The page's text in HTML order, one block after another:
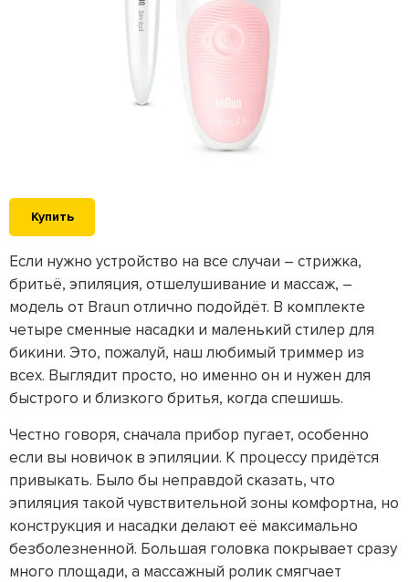
Купить
Если нужно устройство на все случаи – стрижка,
бритьё, эпиляция, отшелушивание и массаж, –
модель от Braun отлично подойдёт. В комплекте
четыре сменные насадки и маленький стилер для
бикини. Это, пожалуй, наш любимый триммер из
всех. Выглядит просто, но именно он и нужен для
быстрого и близкого бритья, когда спешишь.
Честно говоря, сначала прибор пугает, особенно
если вы новичок в эпиляции. К процессу придётся
привыкать. Было бы неправдой сказать, что
эпиляция такой чувствительной зоны комфортна, но
конструкция и насадки делают её максимально
безболезненной. Большая головка покрывает сразу
много площади, а массажный ролик смягчает